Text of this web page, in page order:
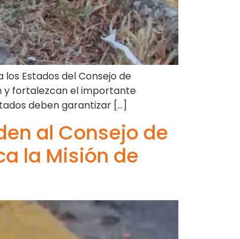
Estados del Consejo de
y fortalezcan el importante
deben garantizar […]
al Consejo de
la Misión de